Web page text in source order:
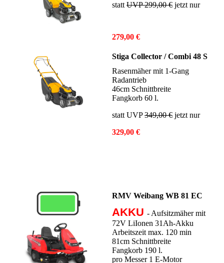
statt UVP 299,00 € jetzt nur
279,00 €
Stiga Collector / Combi 48 S
Rasenmäher mit 1-Gang
Radantrieb
46cm Schnittbreite
Fangkorb 60 l.
statt UVP349,00 € jetzt nur
329,00 €
RMV Weibang WB 81 EC
AKKU - Aufsitzmäher mit
72V LiIonen 31Ah-Akku
Arbeitszeit max. 120 min
81cm Schnittbreite
Fangkorb 190 l.
pro Messer 1 E-Motor